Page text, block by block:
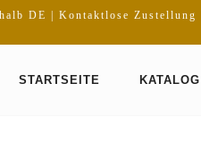
DE | Kontaktlose Zustellung
STARTSEITE
KATALOG